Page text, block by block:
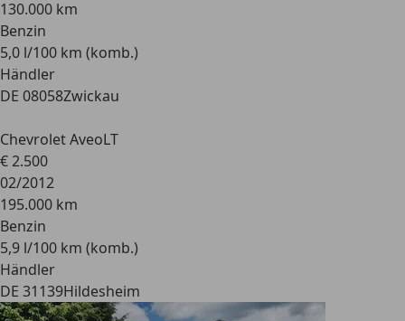
130.000 km
Benzin
5,0 l/100 km (komb.)
Händler
DE 08058Zwickau
Chevrolet AveoLT
€ 2.500
02/2012
195.000 km
Benzin
5,9 l/100 km (komb.)
Händler
DE 31139Hildesheim